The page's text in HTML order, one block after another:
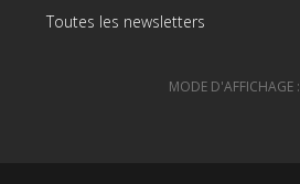
Toutes les newsletters
MODE D'AFFICHAGE :